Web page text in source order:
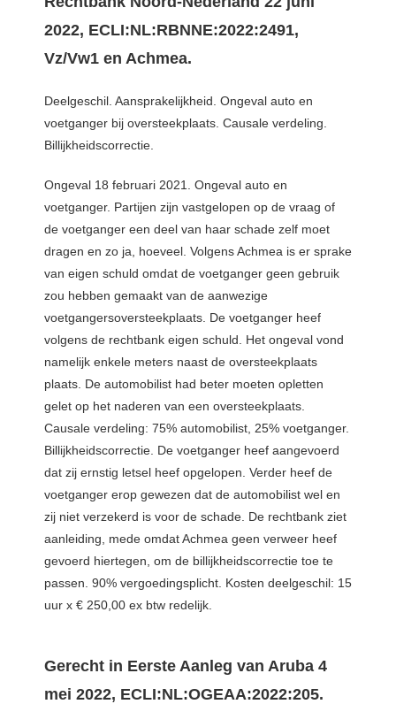
2022, ECLI:NL:RBNNE:2022:2491,
Vz/Vw1 en Achmea.
Deelgeschil. Aansprakelijkheid. Ongeval auto en
voetganger bij oversteekplaats. Causale verdeling.
Billijkheidscorrectie.
Ongeval 18 februari 2021. Ongeval auto en
voetganger. Partijen zijn vastgelopen op de vraag of
de voetganger een deel van haar schade zelf moet
dragen en zo ja, hoeveel. Volgens Achmea is er sprake
van eigen schuld omdat de voetganger geen gebruik
zou hebben gemaakt van de aanwezige
voetgangersoversteekplaats. De voetganger heef
volgens de rechtbank eigen schuld. Het ongeval vond
namelijk enkele meters naast de oversteekplaats
plaats. De automobilist had beter moeten opletten
gelet op het naderen van een oversteekplaats.
Causale verdeling: 75% automobilist, 25% voetganger.
Billijkheidscorrectie. De voetganger heef aangevoerd
dat zij ernstig letsel heef opgelopen. Verder heef de
voetganger erop gewezen dat de automobilist wel en
zij niet verzekerd is voor de schade. De rechtbank ziet
aanleiding, mede omdat Achmea geen verweer heef
gevoerd hiertegen, om de billijkheidscorrectie toe te
passen. 90% vergoedingsplicht. Kosten deelgeschil: 15
uur x € 250,00 ex btw redelijk.
Gerecht in Eerste Aanleg van Aruba 4
mei 2022, ECLI:NL:OGEAA:2022:205.